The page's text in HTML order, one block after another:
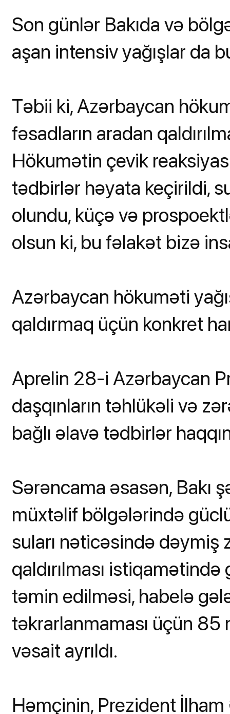
Son günlər Bakıda və
aşan intensiv yağışlar da
Təbii ki, Azərbaycan
fəsadların aradan
Hökumətin çevik
tədbirlər həyata keçirildi,
olundu, küçə və
olsun ki, bu fəlakət bizə
Azərbaycan hökuməti
qaldırmaq üçün konkret
Aprelin 28-i Azərbaycan
daşqınların təhlükəli və
bağlı əlavə tədbirlər
Sərəncama əsasən, Bakı
müxtəlif bölgələrində
suları nəticəsində dəymiş
qaldırılması istiqamətində
təmin edilməsi, habelə
təkrarlanmaması üçün
vəsait ayrıldı.
Həmçinin, Prezident